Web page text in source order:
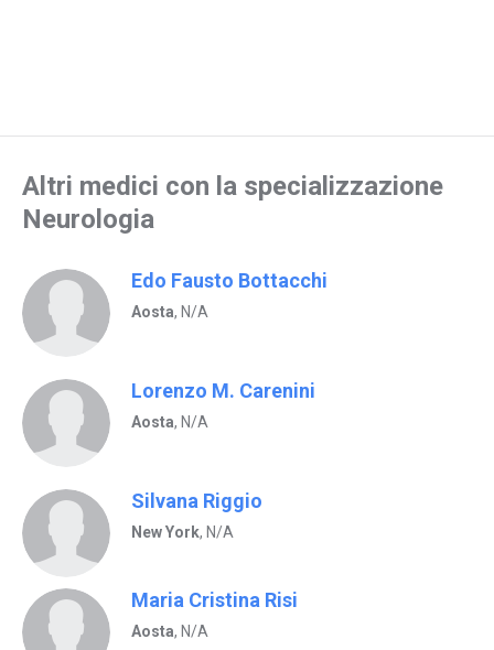
Altri medici con la specializzazione
Neurologia
Edo Fausto Bottacchi
Aosta, N/A
Lorenzo M. Carenini
Aosta, N/A
Silvana Riggio
New York, N/A
Maria Cristina Risi
Aosta, N/A